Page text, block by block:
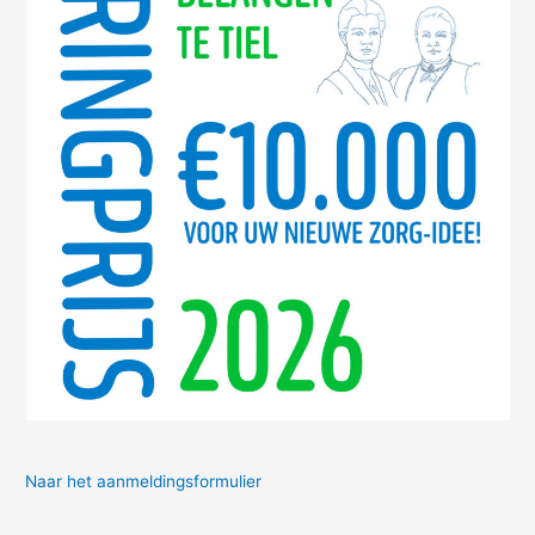
Naar het aanmeldingsformulier